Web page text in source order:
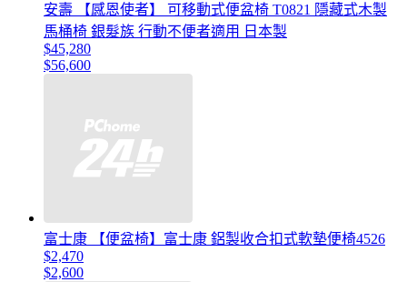
安壽 【感恩使者】 可移動式便盆椅 T0821 隱藏式木製
馬桶椅 銀髮族 行動不便者適用 日本製
$45,280
$56,600
富士康 【便盆椅】富士康 鋁製收合扣式軟墊便椅4526
$2,470
$2,600